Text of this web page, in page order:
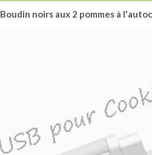
Boudin noirs aux 2 pommes à